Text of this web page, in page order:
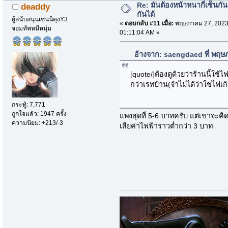
deaddy
ผู้สนับสนุนเซนนิคุงY3
จอมทัพหมีหนุ่ม
กระทู้: 7,771
ถูกใจแล้ว: 1947 ครั้ง
ความนิยม: +213/-3
Re: มันต้องหน้าหนากี่เซ็นกั
กันได้
« ตอบกลับ #11 เมื่อ: พฤษภาคม 27,
01:11:04 AM »
อ้างจาก: saengdaed ที่ พฤษ
[quote/]ต้องดูด้วยว่าร้านนี้ใช้ไ
กว่าเรทบ้าน(จำไม่ได้ว่าใชไฟ
แพงสุดที่ 5-6 บาทครับ แต่เขาจะคิ
เสียค่าไฟฟ้าราวต่ำกว่า 3 บาท